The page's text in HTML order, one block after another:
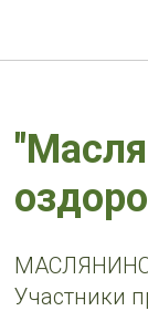
Участники